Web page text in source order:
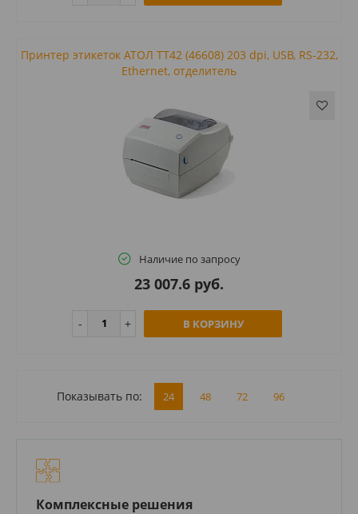
Принтер этикеток АТОЛ ТТ42 (46608) 203 dpi, USB, RS-232,
Ethernet, отделитель
Наличие по запросу
23 007.6 руб.
В КОРЗИНУ
Показывать по: 24 48 72 96
Комплексные решения